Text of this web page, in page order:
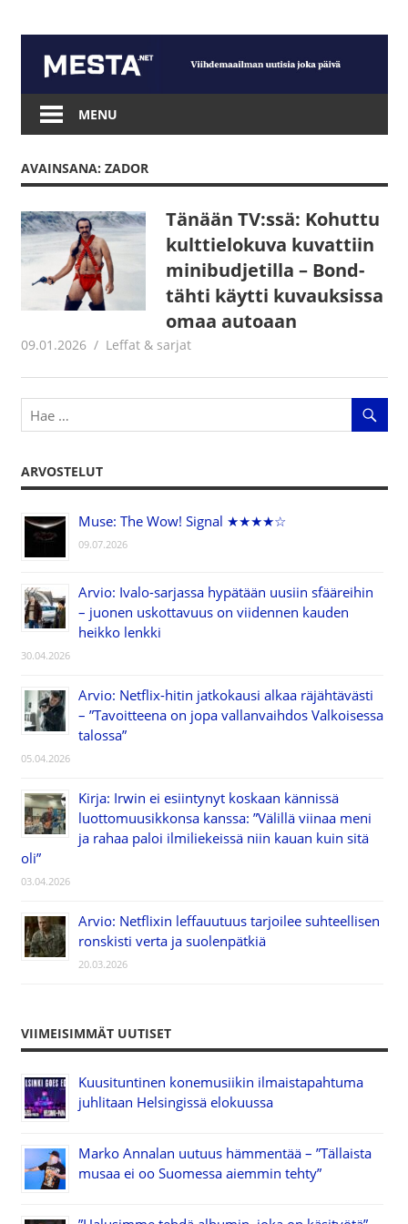
content
Mesta.net
MENU
AVAINSANA: ZADOR
Tänään TV:ssä: Kohuttu
kulttielokuva kuvattiin
minibudjetilla – Bond-
tähti käytti kuvauksissa
omaa autoaan
09.01.2026 Jouni Hirn
Leffat & sarjat
ARVOSTELUT
Muse: The Wow! Signal ★★★★☆
09.07.2026
Arvio: Ivalo-sarjassa hypätään uusiin sfääreihin
– juonen uskottavuus on viidennen kauden
heikko lenkki
30.04.2026
Arvio: Netflix-hitin jatkokausi alkaa räjähtävästi
– ”Tavoitteena on jopa vallanvaihdos Valkoisessa
talossa”
05.04.2026
Kirja: Irwin ei esiintynyt koskaan kännissä
luottomuusikkonsa kanssa: ”Välillä viinaa meni
ja rahaa paloi ilmiliekeissä niin kauan kuin sitä
oli”
03.04.2026
Arvio: Netflixin leffauutuus tarjoilee suhteellisen
ronskisti verta ja suolenpätkiä
20.03.2026
VIIMEISIMMÄT UUTISET
Kuusituntinen konemusiikin ilmaistapahtuma
juhlitaan Helsingissä elokuussa
Marko Annalan uutuus hämmentää – ”Tällaista
musaa ei oo Suomessa aiemmin tehty”